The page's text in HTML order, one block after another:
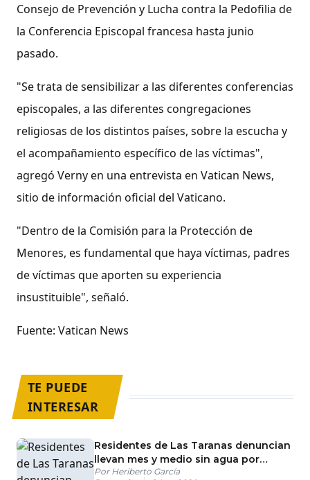
Consejo de Prevención y Lucha contra la Pedofilia de
la Conferencia Episcopal francesa hasta junio
pasado.
"Se trata de sensibilizar a las diferentes conferencias
episcopales, a las diferentes congregaciones
religiosas de los distintos países, sobre la escucha y
el acompañamiento específico de las víctimas",
agregó Verny en una entrevista en Vatican News,
sitio de información oficial del Vaticano.
"Dentro de la Comisión para la Protección de
Menores, es fundamental que haya víctimas, padres
de víctimas que aporten su experiencia
insustituible", señaló.
Fuente: Vatican News
TE PUEDE
INTERESAR
Residentes de Las Taranas denuncian
llevan mes y medio sin agua por
reparación de tanque
Por Heriberto García